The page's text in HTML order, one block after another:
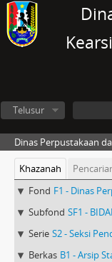
Telusur
Dinas Perpustakaan
Khazanah
Fond F1 - Dinas
Subfond SF1 -
Serie S2 - Seksi
Berkas B1 - Arsip